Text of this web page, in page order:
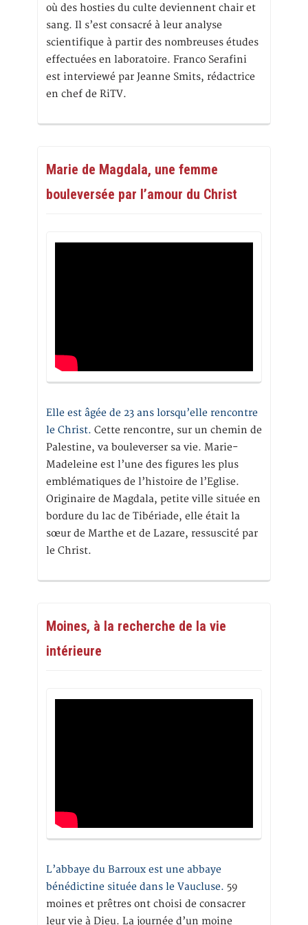
où des hosties du culte deviennent chair et
sang. Il s’est consacré à leur analyse
scientifique à partir des nombreuses études
effectuées en laboratoire. Franco Serafini
est interviewé par Jeanne Smits, rédactrice
en chef de RiTV.
Marie de Magdala, une femme
bouleversée par l’amour du Christ
Elle est âgée de 23 ans lorsqu’elle rencontre
le Christ. Cette rencontre, sur un chemin de
Palestine, va bouleverser sa vie. Marie-
Madeleine est l’une des figures les plus
emblématiques de l’histoire de l’Eglise.
Originaire de Magdala, petite ville située en
bordure du lac de Tibériade, elle était la
sœur de Marthe et de Lazare, ressuscité par
le Christ.
Moines, à la recherche de la vie
intérieure
L’abbaye du Barroux est une abbaye
bénédictine située dans le Vaucluse. 59
moines et prêtres ont choisi de consacrer
leur vie à Dieu. La journée d’un moine